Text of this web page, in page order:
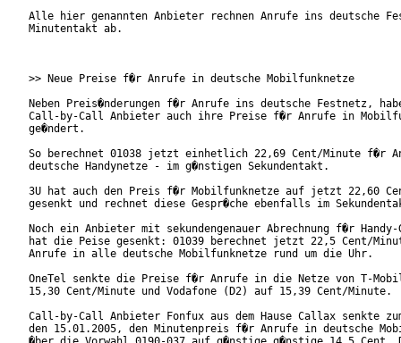
Alle hier genannten Anbieter rechnen Anrufe ins deutsche
Minutentakt ab.
>> Neue Preise f�r Anrufe in deutsche Mobilfunknetze
Neben Preis�nderungen f�r Anrufe ins deutsche Festnetz,
Call-by-Call Anbieter auch ihre Preise f�r Anrufe in
ge�ndert.
So berechnet 01038 jetzt einhetlich 22,69 Cent/Minute f�r
deutsche Handynetze - im g�nstigen Sekundentakt.
3U hat auch den Preis f�r Mobilfunknetze auf jetzt 22,60
gesenkt und rechnet diese Gespr�che ebenfalls im
Noch ein Anbieter mit sekundengenauer Abrechnung f�r Handy-
hat die Peise gesenkt: 01039 berechnet jetzt 22,5 Cent/
Anrufe in alle deutsche Mobilfunknetze rund um die Uhr.
OneTel senkte die Preise f�r Anrufe in die Netze von T-
15,30 Cent/Minute und Vodafone (D2) auf 15,39 Cent/Minute.
Call-by-Call Anbieter Fonfux aus dem Hause Callax senkte
den 15.01.2005, den Minutenpreis f�r Anrufe in deutsche